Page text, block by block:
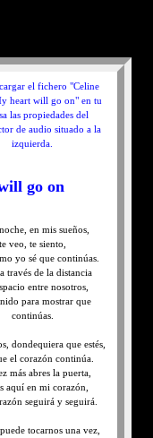
el fichero "Celine
heart will go on" en tu
las propiedades del
de audio situado a la
izquierda.
go on
en mis sueños,
te veo, te siento,
yo sé que continúas.
través de la distancia
entre nosotros,
para mostrar que
continúas.
dondequiera que estés,
el corazón continúa.
más abres la puerta,
aquí en mi corazón,
seguirá y seguirá.
tocarnos una vez,